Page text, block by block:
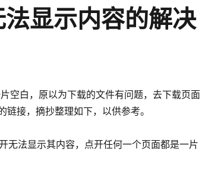
显示内容的解决
空白，原以为下载的文件有问题，去下载页面
接，摘抄整理如下，以供参考。
无法显示其内容，点开任何一个页面都是一片